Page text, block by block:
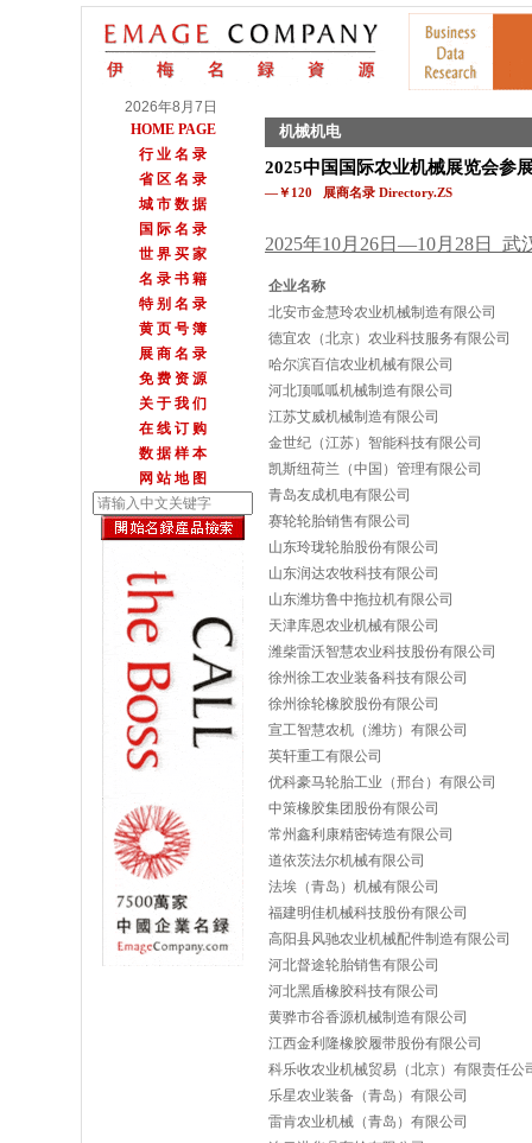
2026年8月7日
HOME PAGE
行 业 名 录
省 区 名 录
城 市 数 据
国 际 名 录
世 界 买 家
名 录 书 籍
特 别 名 录
黄 页 号 簿
展 商 名 录
免 费 资 源
关 于 我 们
在 线 订 购
数 据 样 本
网 站 地 图
机械机电
2025中国国际农业机械展览会参
—￥120 展商名录 Directory.ZS
2025年10月26日—10月28日 武
企业名称
北安市金慧玲农业机械制造有限公司
德宜农（北京）农业科技服务有限公司
哈尔滨百信农业机械有限公司
河北顶呱呱机械制造有限公司
江苏艾威机械制造有限公司
金世纪（江苏）智能科技有限公司
凯斯纽荷兰（中国）管理有限公司
青岛友成机电有限公司
赛轮轮胎销售有限公司
山东玲珑轮胎股份有限公司
山东润达农牧科技有限公司
山东潍坊鲁中拖拉机有限公司
天津库恩农业机械有限公司
潍柴雷沃智慧农业科技股份有限公司
徐州徐工农业装备科技有限公司
徐州徐轮橡胶股份有限公司
宣工智慧农机（潍坊）有限公司
英轩重工有限公司
优科豪马轮胎工业（邢台）有限公司
中策橡胶集团股份有限公司
常州鑫利康精密铸造有限公司
道依茨法尔机械有限公司
法埃（青岛）机械有限公司
福建明佳机械科技股份有限公司
高阳县风驰农业机械配件制造有限公司
河北督途轮胎销售有限公司
河北黑盾橡胶科技有限公司
黄骅市谷香源机械制造有限公司
江西金利隆橡胶履带股份有限公司
科乐收农业机械贸易（北京）有限责任公
乐星农业装备（青岛）有限公司
雷肯农业机械（青岛）有限公司